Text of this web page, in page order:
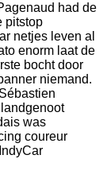
had de
pitstop
netjes leven al
enorm laat de
bocht door
niemand.
was
coureur